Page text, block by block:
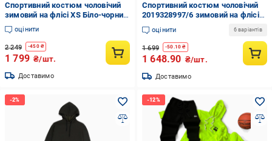
Спортивний костюм чоловічий
зимовий на флісі XS Біло-чорний
(2021646615/2/6)
оцінити
2 249 -450₴
1 799 ₴/шт.
Доставимо
Спортивний костюм чоловічий
2019328997/6 зимовий на флісі
2XL Бордово-чорний
(2019328997/6/6)
оцінити 6 варіантів
1 699 -50.10 ₴
1 648.90 ₴/шт.
Доставимо